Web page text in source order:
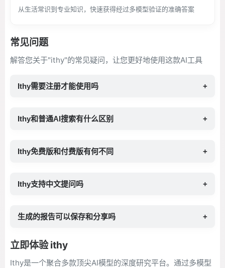
从生活常识到专业知识，快速获得经过多模型验证的准确答案
常见问题
解答您关于"ithy"的常见疑问，让您更好地使用这款AI工具
Ithy需要注册才能使用吗 +
Ithy和普通AI搜索有什么区别 +
Ithy免费版和付费版有何不同 +
Ithy支持中文提问吗 +
生成的报告可以保存和分享吗 +
立即体验 ithy
Ithy是一个聚合多款顶尖AI模型的深度研究平台。通过多模型